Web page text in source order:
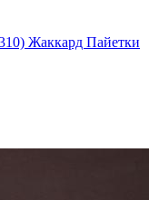
Жаккард Пайетки